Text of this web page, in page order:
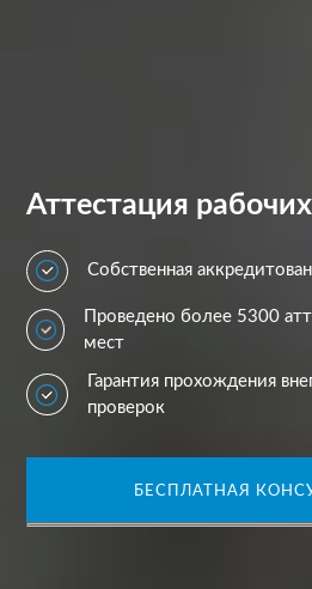
Аттестация
Собственная
Проведено более 5300
мест
Гарантия прохождения
проверок
БЕСПЛАТНАЯ